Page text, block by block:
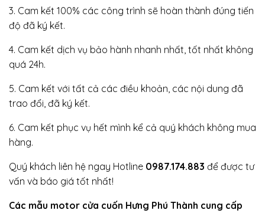
3. Cam kết 100% các công trình sẽ hoàn thành đúng tiến
độ đã ký kết.
4. Cam kết dịch vụ bảo hành nhanh nhất, tốt nhất không
quá 24h.
5. Cam kết với tất cả các điều khoản, các nội dung đã
trao đổi, đã ký kết.
6. Cam kết phục vụ hết mình kể cả quý khách không mua
hàng.
Quý khách liên hệ ngay Hotline 0987.174.883 để được tư
vấn và báo giá tốt nhất!
Các mẫu motor cửa cuốn Hưng Phú Thành cung cấp